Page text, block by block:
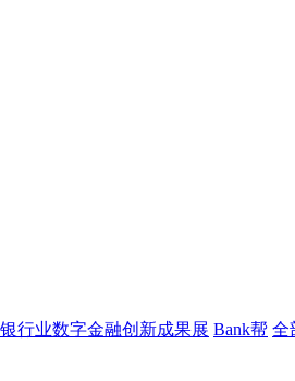
银行业数字金融创新成果展 Bank帮 全